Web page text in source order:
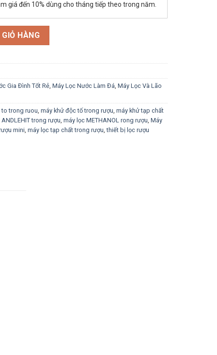
giá đến 10% dùng cho tháng tiếp theo trong năm.
Bông Thẩm Thấu số lượng
HÀNG
Gia Đình Tốt Rẻ, Máy Lọc Nước Làm Đá, Máy Lọc Và Lão
trong ruou, máy khử độc tố trong rượu, máy khử tạp chất
trong rượu, máy lọc METHANOL rong rượu, Máy
mini, máy lọc tạp chất trong rượu,thiết bị lọc rượu